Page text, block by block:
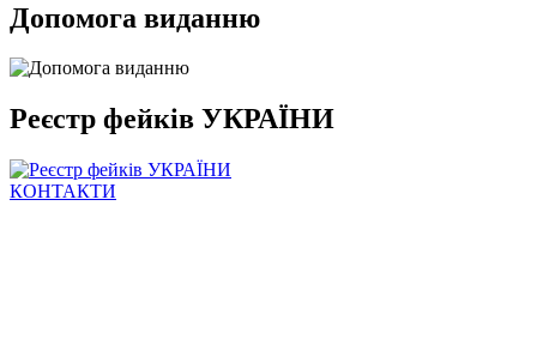
Допомога виданню
Реєстр фейків УКРАЇНИ
КОНТАКТИ